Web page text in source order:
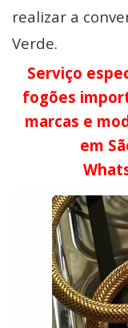
realizar a
Verde.
Serviço
fogões
marcas e
em